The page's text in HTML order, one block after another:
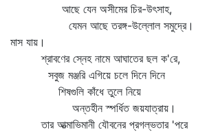
আছে যেন অসীমের চির-উৎসাহ,
যেমন আছে তরঙ্গ-উল্লোল সমুদ্রে।
মাস যায়।
শ্রাবণের স্নেহ নামে আঘাতের ছল ক'রে,
সবুজ মঞ্জরি এগিয়ে চলে দিনে দিনে
শিষগুলি কাঁধে তুলে নিয়ে
অন্তহীন স্পর্ধিত জয়যাত্রায়।
তার আত্মাভিমানী যৌবনের প্রগল্‌ভতার 'পরে